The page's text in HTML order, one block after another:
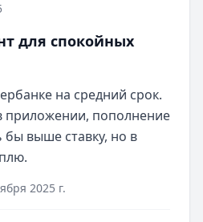
для спокойных
на средний срок.
приложении, пополнение
бы выше ставку, но в
2025 г.